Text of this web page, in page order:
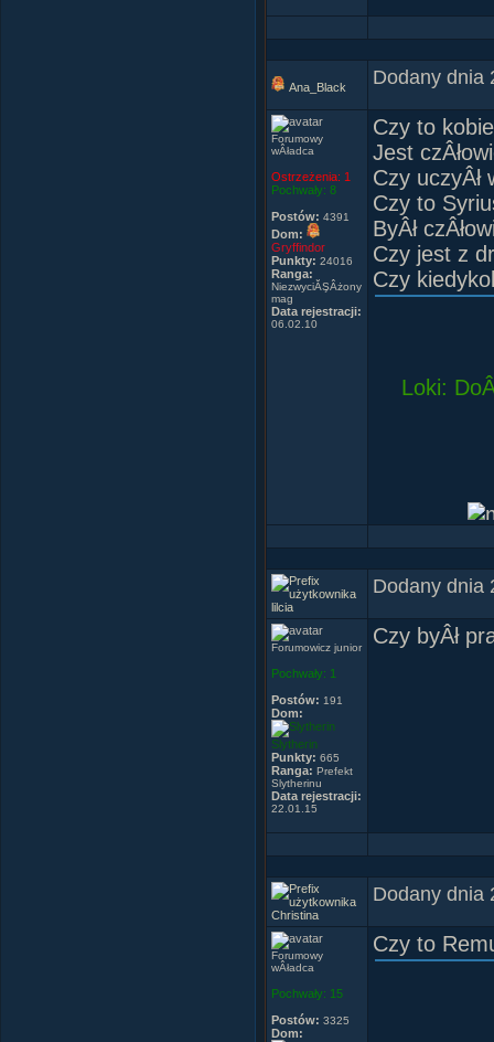
Ana_Black Dodany dnia
Forumowy
wÂładca
Ostrzeżenia: 1
Pochwały: 8
Postów: 4391
Dom:
Gryffindor
Punkty: 24016
Ranga:
NiezwyciĂŞÂżony
mag
Data rejestracji:
06.02.10
Czy to
Jest
Czy uczyÂł
Czy to
ByÂł
Czy jest z
Czy
Loki:
lilcia
Dodany dnia
Forumowicz junior
Pochwały: 1
Postów: 191
Dom:
Slytherin
Punkty: 665
Ranga: Prefekt
Slytherinu
Data rejestracji:
22.01.15
Czy byÂł
Christina
Dodany dnia
Forumowy
wÂładca
Pochwały: 15
Postów: 3325
Dom:
Czy to